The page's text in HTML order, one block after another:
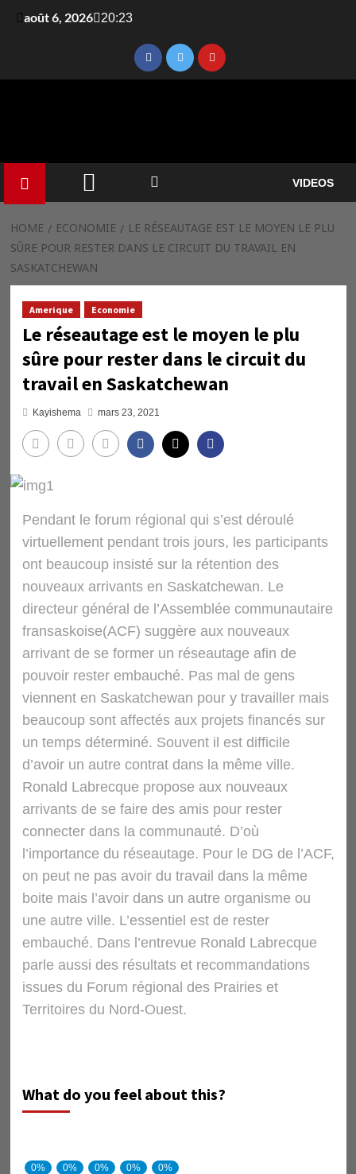
août 6, 2026 20:23
VIDEOS
HOME ECONOMIE
LE RÉSEAUTAGE EST LE MOYEN LE PLU
SÛRE POUR RESTER DANS LE CIRCUIT DU TRAVAIL EN
SASKATCHEWAN
Amerique Economie
Le réseautage est le moyen le plu
sûre pour rester dans le circuit du
travail en Saskatchewan
Kayishema mars 23, 2021
Pendant le forum régional qui s’est déroulé
virtuellement pendant trois jours, les participants
ont beaucoup insisté sur la rétention des
nouveaux arrivants en Saskatchewan. Le
directeur général de l’Assemblée communautaire
fransaskoise(ACF) suggère aux nouveaux
arrivant de se former un réseautage afin de
pouvoir rester embauché. Pas mal de gens
viennent en Saskatchewan pour y travailler mais
beaucoup sont affectés aux projets financés sur
un temps déterminé. Souvent il est difficile
d’avoir un autre contrat dans la même ville.
Ronald Labrecque propose aux nouveaux
arrivants de se faire des amis pour rester
connecter dans la communauté. D’où
l’importance du réseautage. Pour le DG de l’ACF,
on peut ne pas avoir du travail dans la même
boite mais l’avoir dans un autre organisme ou
une autre ville. L’essentiel est de rester
embauché. Dans l’entrevue Ronald Labrecque
parle aussi des résultats et recommandations
issues du Forum régional des Prairies et
Territoires du Nord-Ouest.
What do you feel about this?
0%
0%
0%
0%
0%